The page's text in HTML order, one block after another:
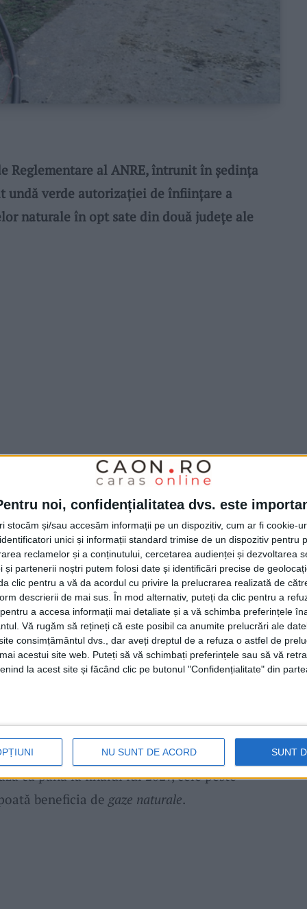
noi, confidențialitatea dvs. este
stocăm și/sau accesăm informații pe un dispozitiv, cum ar fi cookie-
unici și informații standard trimise de un dispozitiv pentru
reclamelor și a conținutului, cercetarea audienței și dezvoltarea
și partenerii noștri putem folosi date și identificări precise de
clic pentru a vă da acordul cu privire la prelucrarea realizată de
descrierii de mai sus. În mod alternativ, puteți da clic pentru a
a accesa informații mai detaliate și a vă schimba preferințele
Vă rugăm să rețineți că este posibil ca anumite prelucrări ale
consimțământul dvs., dar aveți dreptul de a refuza o astfel de
acestui site web. Puteți să vă schimbați preferințele sau să vă
la acest site și făcând clic pe butonul "Confidențialitate" din
NU SUNT DE ACORD SUNT
Reglementare al ANRE, întrunit în ședința
undă verde autorizației de înființare a
naturale în opt sate din două județe ale
recent aprobat se referă la localitățile
Daicoviciu , mai exactCăvăran, Maciova,
, acesta fiind solicitat de operatorul
cu o valoare de aproximativ 5
Programul Național „Anghel Saligny“
dereţea de distribuţie a gazului,
fiecare gospodărie, precum și conectarea
ce va asigura alimentarea întregii
, proiectul este unul destul de amplu, o
executate și în prezent se așteaptă
ca până la finalul lui 2027, cele peste
beneficia de gaze naturale.